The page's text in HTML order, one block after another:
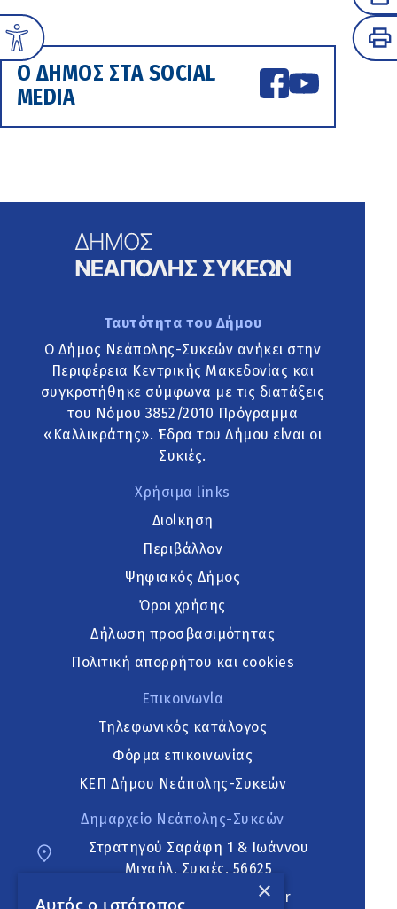
Ο ΔΗΜΟΣ ΣΤΑ SOCIAL
MEDIA
Ταυτότητα του Δήμου
Ο Δήμος Νεάπολης-Συκεών ανήκει στην
Περιφέρεια Κεντρικής Μακεδονίας και
συγκροτήθηκε σύμφωνα με τις διατάξεις
του Νόμου 3852/2010 Πρόγραμμα
«Καλλικράτης». Έδρα του Δήμου είναι οι
Συκιές.
Χρήσιμα links
Διοίκηση
Περιβάλλον
Ψηφιακός Δήμος
Όροι χρήσης
Δήλωση προσβασιμότητας
Πολιτική απορρήτου και cookies
Επικοινωνία
Τηλεφωνικός κατάλογος
Φόρμα επικοινωνίας
ΚΕΠ Δήμου Νεάπολης-Συκεών
Δημαρχείο Νεάπολης-Συκεών
Στρατηγού Σαράφη 1 & Ιωάννου
Μιχαήλ, Συκιές, 56625
neapoli.sykies@ddt.gov.gr
×
Αυτός ο ιστότοπος